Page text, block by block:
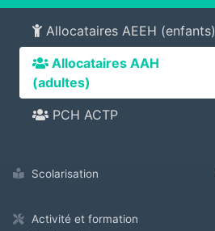
Allocataires AEEH (enfants)
Allocataires AAH
(adultes)
PCH ACTP
Scolarisation
Activité et formation